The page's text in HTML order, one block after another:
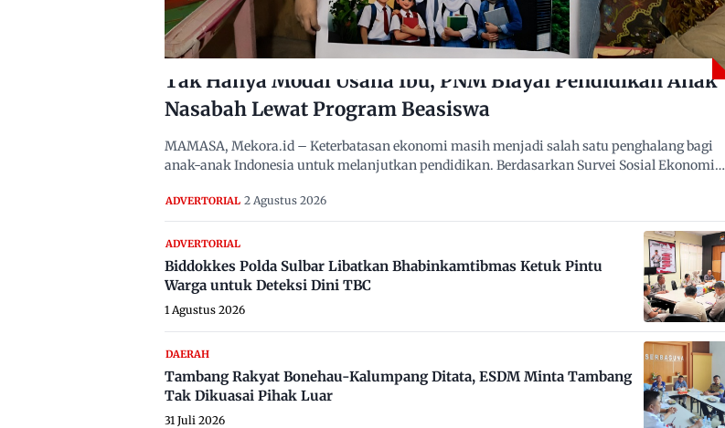
Tak Hanya Modal Usaha Ibu, PNM Biayai Pendidikan Anak
Nasabah Lewat Program Beasiswa
MAMASA, Mekora.id – Keterbatasan ekonomi masih menjadi salah satu penghalang bagi
anak-anak Indonesia untuk melanjutkan pendidikan. Berdasarkan Survei Sosial Ekonomi…
ADVERTORIAL 2 Agustus 2026
ADVERTORIAL
Biddokkes Polda Sulbar Libatkan Bhabinkamtibmas Ketuk Pintu
Warga untuk Deteksi Dini TBC
1 Agustus 2026
DAERAH
Tambang Rakyat Bonehau-Kalumpang Ditata, ESDM Minta Tambang
Tak Dikuasai Pihak Luar
31 Juli 2026